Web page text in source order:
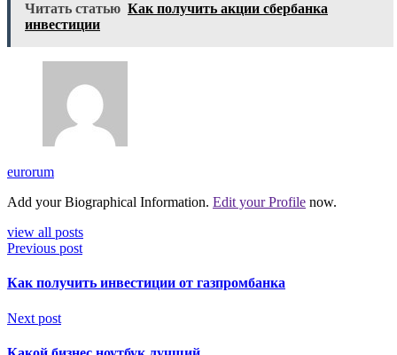
Читать статью Как получить акции сбербанка
инвестиции
eurorum
Add your Biographical Information. Edit your Profile now.
view all posts
Previous post
Как получить инвестиции от газпромбанка
Next post